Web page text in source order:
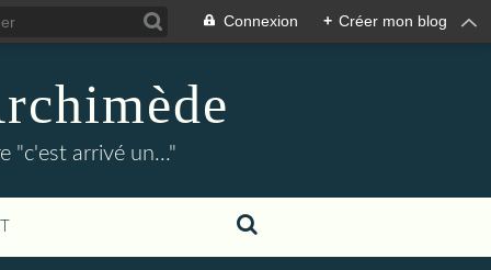
Connexion + Créer mon blog
"c'est arrivé un..."